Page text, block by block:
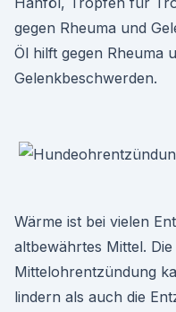
gegen Rheuma und
Öl hilft gegen Rheuma
Gelenkbeschwerden.
Wärme ist bei vielen
altbewährtes Mittel.
Mittelohrentzündung
lindern als auch die